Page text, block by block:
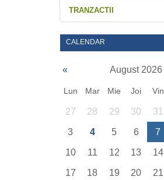
TRANZACTII
CALENDAR
« August 2026
Lun Mar Mie Joi Vin
27 28 29 30 31
3 4 5 6 7
10 11 12 13 14
17 18 19 20 21